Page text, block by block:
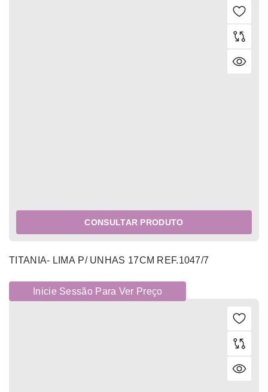
CONSULTAR PRODUTO
TITANIA- LIMA P/ UNHAS 17CM REF.1047/7
Inicie Sessão Para Ver Preço